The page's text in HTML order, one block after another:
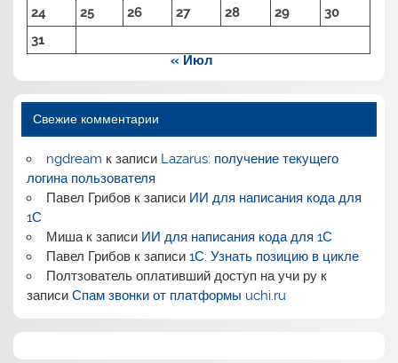
24
25 26 27 28 29
30
31
« Июл
Свежие комментарии
ngdream к записи Lazarus: получение текущего
логина пользователя
Павел Грибовк записи ИИ для написания кода для
1С
Мишак записи ИИ для написания кода для 1С
Павел Грибовк записи 1С: Узнать позицию в цикле
Полтзователь оплативший доступ на учи рук
записиСпам звонки от платформы uchi.ru